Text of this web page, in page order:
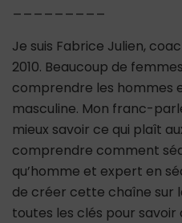
Je suis Fabrice Julien,
2010. Beaucoup de
comprendre les hommes
masculine. Mon franc-
mieux savoir ce qui plaît
comprendre comment
qu’homme et expert en
de créer cette chaîne sur
toutes les clés pour savoir